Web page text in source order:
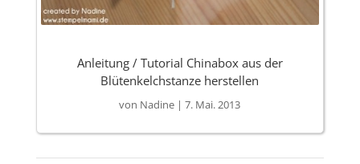
Anleitung / Tutorial Chinabox aus der
Blütenkelchstanze herstellen
von Nadine |7. Mai. 2013